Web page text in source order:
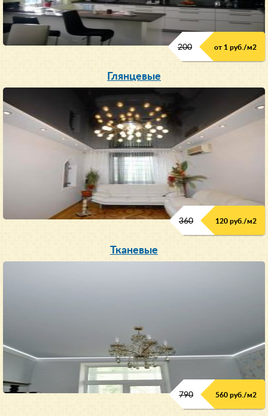
200 от 1 руб./м2
Глянцевые
360 120 руб./м2
Тканевые
790 560 руб./м2